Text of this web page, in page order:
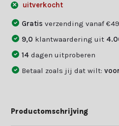
uitverkocht
Gratisverzending vanaf
9,0 klantwaardering uit
14dagen uitproberen
Betaal zoals jij dat wilt:
Productomschrijving